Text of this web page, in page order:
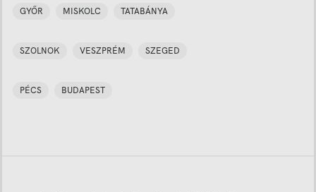
GYŐR MISKOLC TATABÁNYA
SZOLNOK VESZPRÉM SZEGED
PÉCS BUDAPEST